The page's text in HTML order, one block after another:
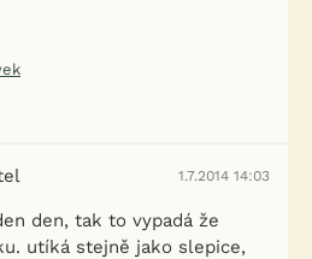
1.7.2014 14:03
den, tak to vypadá že
utíká stejně jako slepice,